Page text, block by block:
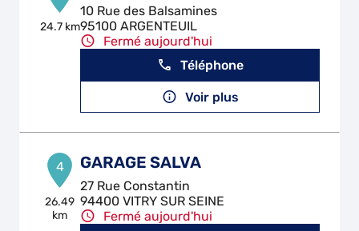
24.7 km
10 Rue des Balsamines
95100 ARGENTEUIL
Fermé aujourd'hui
Téléphone
Voir plus
4
26.49
km
GARAGE SALVA
27 Rue Constantin
94400 VITRY SUR SEINE
Fermé aujourd'hui